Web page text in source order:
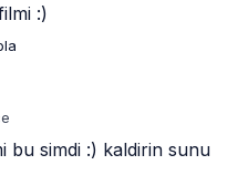
:)
bu simdi :) kaldirin sunu